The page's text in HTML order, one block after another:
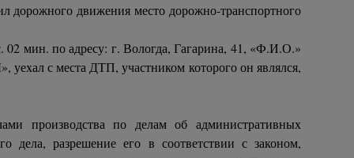
дорожного движения место дорожно-транспортного
02 мин. по адресу: г. Вологда, Гагарина, 41, «Ф.И.О.»
с места ДТП, участником которого он являлся,
производства по делам об административных
дела, разрешение его в соответствии с законом,